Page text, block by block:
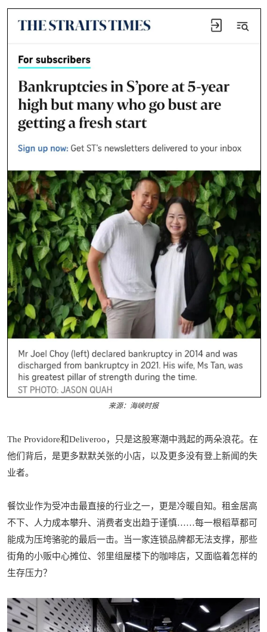
来源：海峡时报
The Providore和Deliveroo，只是这股寒潮中溅起的两朵浪花。在
他们背后，是更多默默关张的小店，以及更多没有登上新闻的失
业者。
餐饮业作为受冲击最直接的行业之一，更是冷暖自知。租金居高
不下、人力成本攀升、消费者支出趋于谨慎……每一根稻草都可
能成为压垮骆驼的最后一击。当一家连锁品牌都无法支撑，那些
街角的小贩中心摊位、邻里组屋楼下的咖啡店，又面临着怎样的
生存压力？